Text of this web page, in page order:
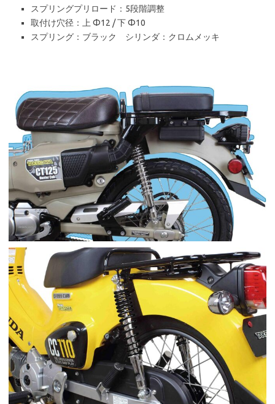
スプリングプリロード：5段階調整
取付け穴径：上 Φ12 / 下 Φ10
スプリング：ブラック シリンダ：クロムメッキ